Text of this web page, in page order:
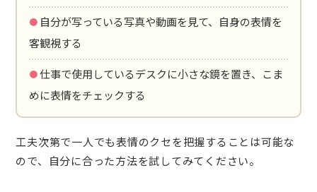
・自分が写っている写真や動画を見て、自身の表情を
客観視する
・仕事で使用しているデスクに小さな鏡を置き、こま
めに表情をチェックする
工夫次第で一人でも表情のクセを把握することは可能な
ので、自分に合った方法を試してみてください。